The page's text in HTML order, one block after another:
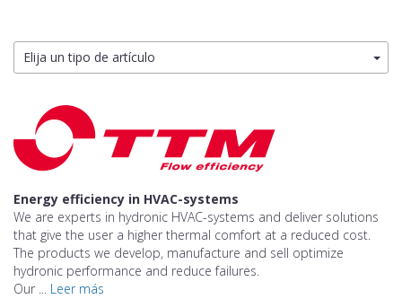
Elija un tipo de artículo
Energy efficiency in HVAC-systems
We are experts in hydronic HVAC-systems and deliver solutions
that give the user a higher thermal comfort at a reduced cost.
The products we develop, manufacture and sell optimize
hydronic performance and reduce failures.
Our ... Leer más